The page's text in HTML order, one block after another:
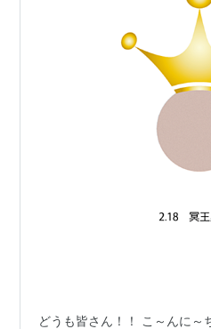
どうも皆さん！！ こ～んに～